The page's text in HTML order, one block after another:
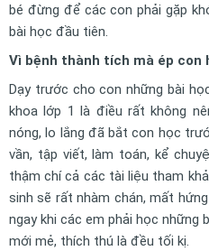
bé đừng để các con phải gặp
bài học đầu tiên.
Vì bệnh thành tích mà ép con
Dạy trước cho con những bài
khoa lớp 1 là điều rất không
nóng, lo lắng đã bắt con học
vần, tập viết, làm toán, kể
thậm chí cả các tài liệu tham
sinh sẽ rất nhàm chán, mất
ngay khi các em phải học những
mới mẻ, thích thú là đều tối kị.